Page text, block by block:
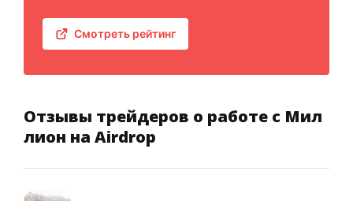
Смотреть рейтинг
Отзывы трейдеров о работе с Мил
лион на Airdrop